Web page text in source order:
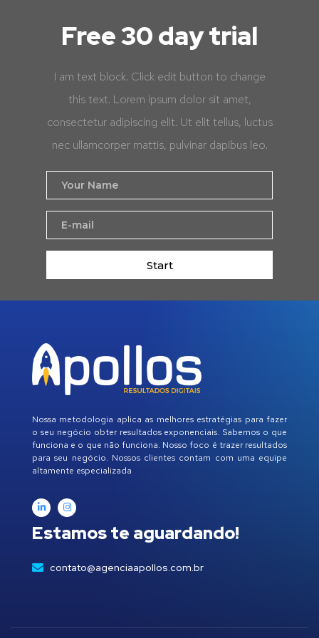
Free 30 day trial
I am text block. Click edit button to change
this text. Lorem ipsum dolor sit amet,
consectetur adipiscing elit. Ut elit tellus, luctus
nec ullamcorper mattis, pulvinar dapibus leo.
Start
Nossa metodologia aplica as melhores estratégias para fazer
o seu negócio obter resultados exponenciais. Sabemos o que
funciona e o que não funciona. Nosso foco é trazer resultados
para seu negócio. Nossos clientes contam com uma equipe
altamente especializada
Estamos te aguardando!
contato@agenciaapollos.com.br